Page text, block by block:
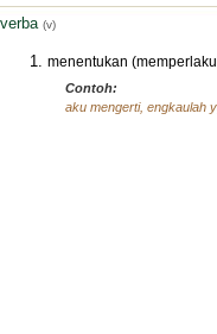
verba (v)
menentukan
Contoh:
aku mengerti, engkaulah